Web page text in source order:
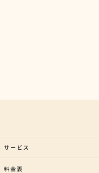
サービス
料金表